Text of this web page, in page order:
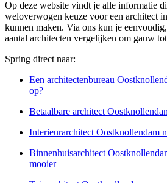
Op deze website vindt je alle informatie
weloverwogen keuze voor een architect
kunnen maken. Via ons kun je
aantal architecten vergelijken om gauw
Spring direct naar:
Een architectenbureau
op?
Betaalbare architect
Interieurarchitect Oostknollendam
Binnenhuisarchitect
mooier